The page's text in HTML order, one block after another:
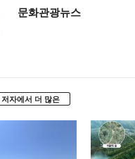
문화관광뉴스
저자에서 더 많은